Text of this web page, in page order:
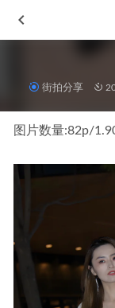
街拍分享
图片数量:82p/
一始街拍作品-
若你亦如初,黑
蓝色短牛仔